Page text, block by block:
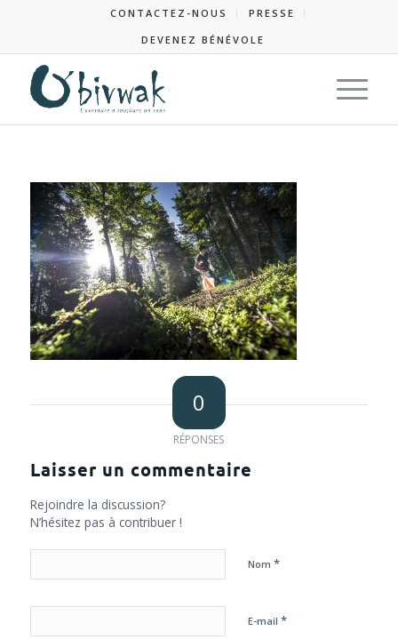
CONTACTEZ-NOUS
PRESSE
DEVENEZ BÉNÉVOLE
0
RÉPONSES
Laisser un commentaire
Rejoindre la discussion?
N’hésitez pas à contribuer !
Nom *
E-mail *